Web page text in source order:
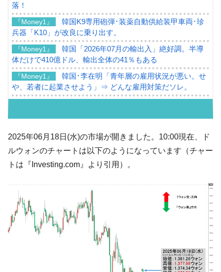
落！
『Money1』
韓国K9専用砲弾･装薬自動供給装甲車両･珍
兵器「K10」が改良に乗り出す。
『Money1』
韓国「2026年07月の輸出入」絶好調。半導
体だけで410億ドル、輸出全体の41％もある
『Money1』
韓国･李在明「青年層の雇用状況が悪い。せ
や、若者に起業させよう」⇒ どんな雇用対策だソレ。
韓国「ここは北朝鮮なのか。選管がサーバ
ーにウソのデータを入力したのは明白だ」
言。
『Money1』
韓国は「中国と同じく」投資に不適格な国
だ。
『Money1』
『韓国銀行』が「金の保有量を増やしま
す」⇒「金を経由するドル入手」手段ではないのか？
韓国･外為取引量「1日当たり1,214.4億ド
ル」まで拡大 ⇒ 海外資金の動きに強く左右される状態
韓国･帰ってきた李在明。李在明を支持しな
2025年06月18日(水)の市場が開きました。10:00現在、ド
ルウォンのチャートは以下のようになっています（チャー
トは『Investing.com』より引用）。